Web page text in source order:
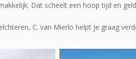
Dat scheelt een hoop tijd en
C. van Mierlo helpt je graag